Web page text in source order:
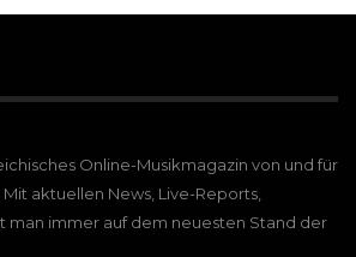
Online-Musikmagazin von und für
aktuellen News, Live-Reports,
man immer auf dem neuesten Stand der